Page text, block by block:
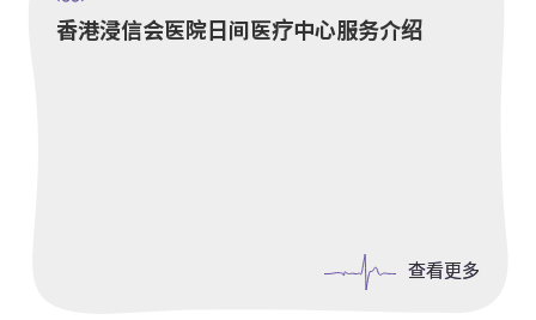
香港浸信会医院日间医疗中心服务介绍
查看更多
查看更多